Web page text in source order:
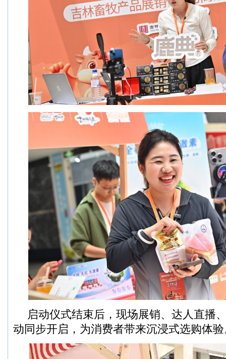
启动仪式结束后，现场展销、达人直播
动同步开启，为消费者带来沉浸式选购体